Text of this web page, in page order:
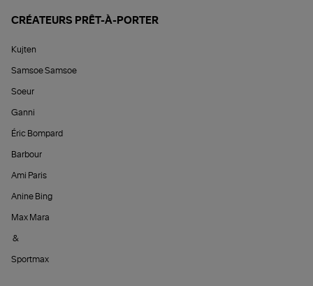
CRÉATEURS PRÊT-À-PORTER
Kujten
Samsoe Samsoe
Soeur
Ganni
Éric Bompard
Barbour
Ami Paris
Anine Bing
Max Mara
&
Sportmax